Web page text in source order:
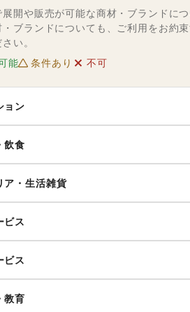
開や販売が可能な商材・ブランドに
ブランドについても、ご利用をお約
い。
能 条件あり 不可
ョン
ー・ルームウェア
ナルウェア ジュエリー・
ファッション
飲食
飲料
ア・生活雑貨
ハンドメイド
ビス
ャリア・格安SIM
ターサーバー
ビス
教育